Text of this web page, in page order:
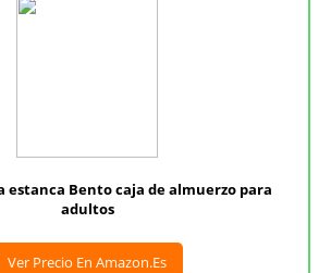
estanca Bento caja de almuerzo para
adultos
Ver Precio En Amazon.es